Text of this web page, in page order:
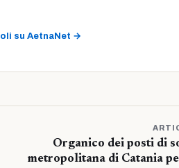
su AetnaNet →
Organico dei posti di
metropolitana di Catania